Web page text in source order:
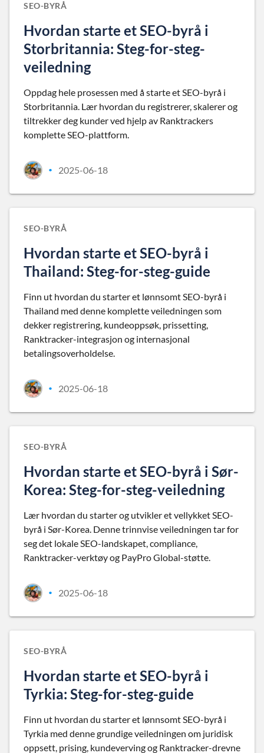
SEO-BYRÅ
Hvordan starte et SEO-byrå i
Storbritannia: Steg-for-steg-
veiledning
Oppdag hele prosessen med å starte et SEO-byrå i
Storbritannia. Lær hvordan du registrerer, skalerer og
tiltrekker deg kunder ved hjelp av Ranktrackers
komplette SEO-plattform.
• 2025-06-18
SEO-BYRÅ
Hvordan starte et SEO-byrå i
Thailand: Steg-for-steg-guide
Finn ut hvordan du starter et lønnsomt SEO-byrå i
Thailand med denne komplette veiledningen som
dekker registrering, kundeoppsøk, prissetting,
Ranktracker-integrasjon og internasjonal
betalingsoverholdelse.
• 2025-06-18
SEO-BYRÅ
Hvordan starte et SEO-byrå i Sør-
Korea: Steg-for-steg-veiledning
Lær hvordan du starter og utvikler et vellykket SEO-
byrå i Sør-Korea. Denne trinnvise veiledningen tar for
seg det lokale SEO-landskapet, compliance,
Ranktracker-verktøy og PayPro Global-støtte.
• 2025-06-18
SEO-BYRÅ
Hvordan starte et SEO-byrå i
Tyrkia: Steg-for-steg-guide
Finn ut hvordan du starter et lønnsomt SEO-byrå i
Tyrkia med denne grundige veiledningen om juridisk
oppsett, prising, kundeverving og Ranktracker-drevne